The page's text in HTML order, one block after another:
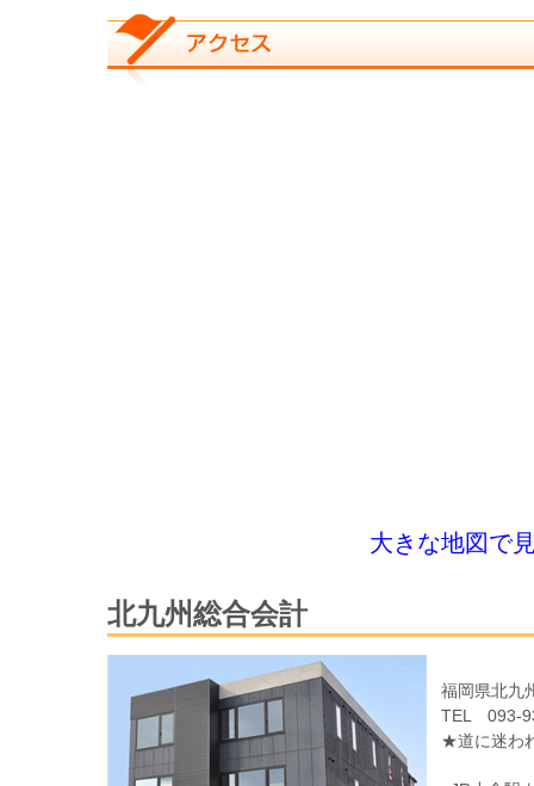
大きな地図で
北九州総合会計
福岡県北九
TEL 093-
★道に迷わ